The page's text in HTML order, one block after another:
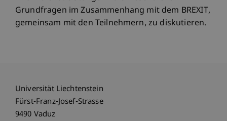
Grundfragen im Zusammenhang mit dem BREXIT,
gemeinsam mit den Teilnehmern, zu diskutieren.
Universität Liechtenstein
Fürst-Franz-Josef-Strasse
9490 Vaduz